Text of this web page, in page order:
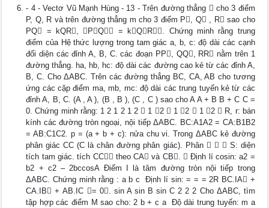
- 4 - Vectơ Vũ Mạnh Hùng - 13 - Trên đường thẳng  cho 3 điểm
P, Q, R và trên đường thẳng m cho 3 điểm P, Q , R sao cho
PQ = kQR, PQ = kQR. Chứng minh rằng trung
điểm của Hệ thức lượng trong tam giác a, b, c: độ dài các cạnh
đối diện các đỉnh A, B, C. các đoạn PP, QQ, RR nằm trên 1
đường thẳng. ha, hb, hc: độ dài các đường cao kẻ từ các đỉnh A,
B, C. Cho ΔABC. Trên các đường thẳng BC, CA, AB cho tương
ứng các cặp điểm ma, mb, mc: độ dài các trung tuyến kẻ từ các
đỉnh A, B, C. (A , A ), (B , B ), (C , C ) sao cho A A + B B + C C =
0. Chứng minh rằng: 1 2 1 2 1 2  1 2  1 2  1 2  R, r: bán
kính các đường tròn ngoại, nội tiếp ΔABC. BC:A1A2 = CA:B1B2
= AB:C1C2. p = (a + b + c): nửa chu vi. Trong ΔABC kẻ đường
phân giác CC (C là chân đường phân giác). Phân    S: diện
tích tam giác. tích CC theo CA và CB.  Định lí cosin: a2 =
b2 + c2 – 2bccosA Điểm I là tâm đường tròn nội tiếp trong
ΔABC. Chứng minh rằng : a b c  Định lí sin: = = = 2R BC.IA +
CA.IB + AB.IC = 0. sin A sin B sin C 2 2 2 Cho ΔABC, tìm
tập hợp các điểm M sao cho: 2 b + c a  Độ dài trung tuyến: m a